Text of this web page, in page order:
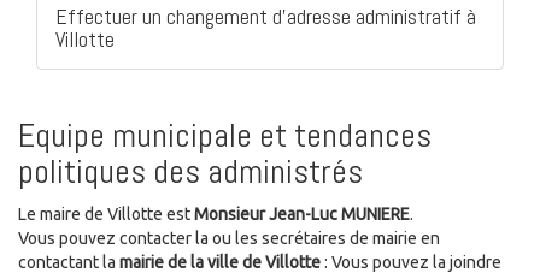
Effectuer un changement d'adresse administratif à
Villotte
Equipe municipale et tendances
politiques des administrés
Le maire de Villotte estMonsieur Jean-Luc MUNIERE.
Vous pouvez contacter la ou les secrétaires de mairie en
contactant la mairie de la ville de Villotte: Vous pouvez la joindre